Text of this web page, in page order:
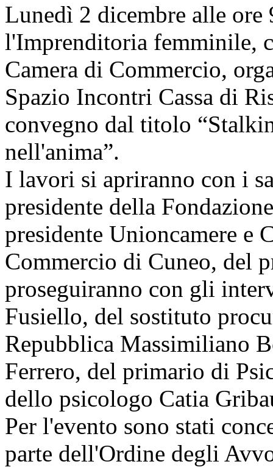
Lunedì 2 dicembre alle
l'Imprenditoria femminile,
Camera di Commercio,
Spazio Incontri Cassa di
convegno dal titolo
nell'anima”.
I lavori si apriranno con i
presidente della
presidente Unioncamere e
Commercio di Cuneo, del
proseguiranno con gli
Fusiello, del sostituto
Repubblica Massimiliano
Ferrero, del primario di
dello psicologo Catia
Per l'evento sono stati
parte dell'Ordine degli